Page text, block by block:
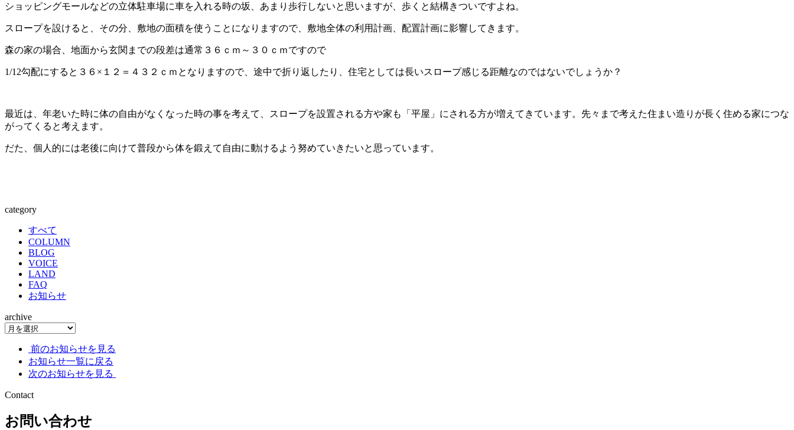
ショッピングモールなどの立体駐車場に車を入れる時の坂、あまり歩行しないと思いますが、歩くと結構きついですよね。
スロープを設けると、その分、敷地の面積を使うことになりますので、敷地全体の利用計画、配置計画に影響してきます。
森の家の場合、地面から玄関までの段差は通常３６ｃｍ～３０ｃｍですので
1/12勾配にすると３６×１２＝４３２ｃｍとなりますので、途中で折り返したり、住宅としては長いスロープ感じる距離なのではないでしょうか？
最近は、年老いた時に体の自由がなくなった時の事を考えて、スロープを設置される方や家も「平屋」にされる方が増えてきています。先々まで考えた住まい造りが長く住める家につな
がってくると考えます。
だた、個人的には老後に向けて普段から体を鍛えて自由に動けるよう努めていきたいと思っています。
category
すべて
COLUMN
BLOG
VOICE
LAND
FAQ
お知らせ
archive
前のお知らせを見る
お知らせ一覧に戻る
次のお知らせを見る
Contact
お問い合わせ